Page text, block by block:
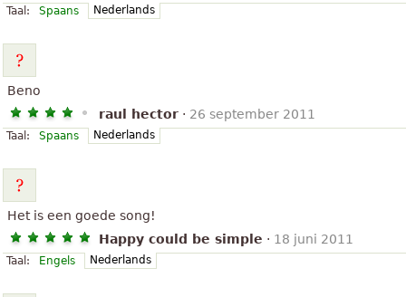
Taal: Spaans Nederlands
Beno
raul hector · 26 september 2011
Taal: Spaans Nederlands
Het is een goede song!
Happy could be simple · 18 juni 2011
Taal: Engels Nederlands